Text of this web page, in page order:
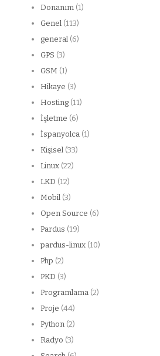
Donanım (1)
Genel (113)
general (6)
GPS (3)
GSM (1)
Hikaye (3)
Hosting (11)
İşletme (6)
İspanyolca (1)
Kişisel (33)
Linux (22)
LKD (12)
Mobil (3)
Open Source (6)
Pardus (19)
pardus-linux (10)
Php (2)
PKD (3)
Programlama (2)
Proje (44)
Python (2)
Radyo (3)